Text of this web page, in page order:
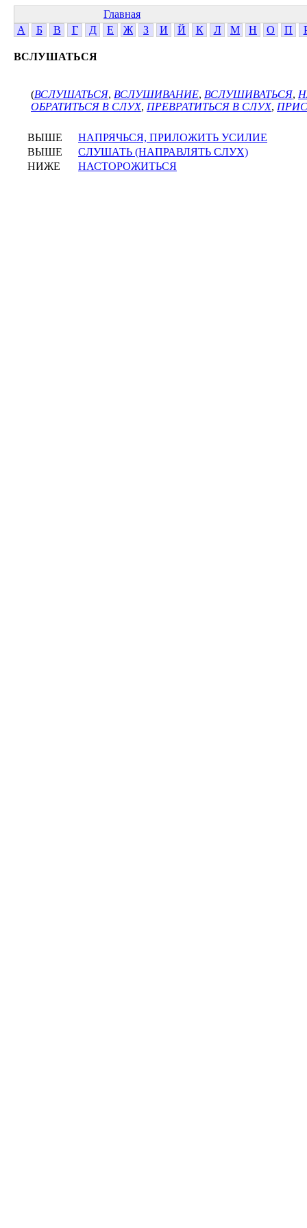
Главная
А
Б В Г Д Е Ж З И Й К Л М Н О П
ВСЛУШАТЬСЯ
(ВСЛУШАТЬСЯ, ВСЛУШИВАНИЕ, ВСЛУШИВАТЬСЯ,
ОБРАТИТЬСЯ В СЛУХ, ПРЕВРАТИТЬСЯ В СЛУХ,
ВЫШЕ
НАПРЯЧЬСЯ, ПРИЛОЖИТЬ УСИЛИЕ
ВЫШЕ
СЛУШАТЬ (НАПРАВЛЯТЬ СЛУХ)
НИЖЕ
НАСТОРОЖИТЬСЯ